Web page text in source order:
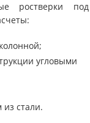
ростверки под
угловыми
стали.